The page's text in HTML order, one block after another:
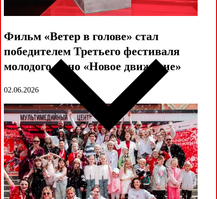
Фильм «Ветер в голове» стал
победителем Третьего фестиваля
молодого кино «Новое движение»
02.06.2026